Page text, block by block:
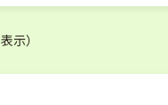
示）